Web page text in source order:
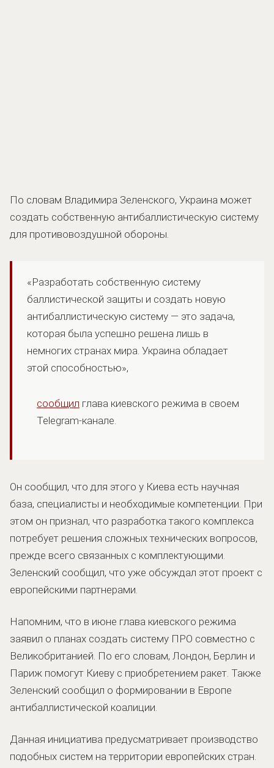
По словам Владимира Зеленского, Украина может
создать собственную антибаллистическую систему
для противовоздушной обороны.
«Разработать собственную систему
баллистической защиты и создать новую
антибаллистическую систему — это задача,
которая была успешно решена лишь в
немногих странах мира. Украина обладает
этой способностью»,
сообщил глава киевского режима в своем
Telegram-канале.
Он сообщил, что для этого у Киева есть научная
база, специалисты и необходимые компетенции. При
этом он признал, что разработка такого комплекса
потребует решения сложных технических вопросов,
прежде всего связанных с комплектующими.
Зеленский сообщил, что уже обсуждал этот проект с
европейскими партнерами.
Напомним, что в июне глава киевского режима
заявил о планах создать систему ПРО совместно с
Великобританией. По его словам, Лондон, Берлин и
Париж помогут Киеву с приобретением ракет. Также
Зеленский сообщил о формировании в Европе
антибаллистической коалиции.
Данная инициатива предусматривает производство
подобных систем на территории европейских стран.